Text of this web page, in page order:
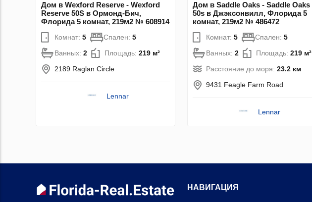
Дом в Wexford Reserve - Wexford
Reserve 50S в Ормонд-Бич,
Флорида 5 комнат, 219м2 № 608914
Комнат: 5 Спален: 5
Ванных: 2 Площадь: 219 м²
2189 Raglan Circle
Lennar
Дом в Saddle Oaks - Saddle Oaks
50s в Джэксонвилл, Флорида 5
комнат, 219м2 № 486472
Комнат: 5 Спален: 5
Ванных: 2 Площадь: 219 м²
Расстояние до моря: 23.2 км
9431 Feagle Farm Road
Lennar
НАВИГАЦИЯ